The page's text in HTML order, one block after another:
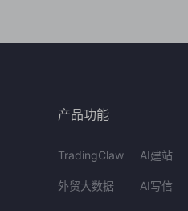
产品功能
TradingClaw
外贸大数据
AI建站
AI写信